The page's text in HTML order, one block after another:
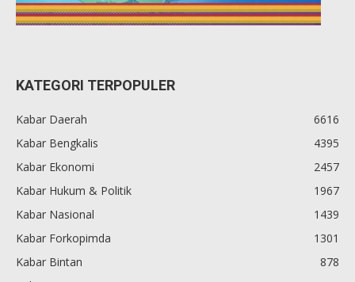
KATEGORI TERPOPULER
Kabar Daerah
6616
Kabar Bengkalis
4395
Kabar Ekonomi
2457
Kabar Hukum & Politik
1967
Kabar Nasional
1439
Kabar Forkopimda
1301
Kabar Bintan
878